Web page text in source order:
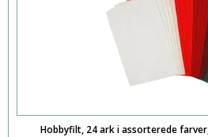
Hobbyfilt, 24 ark i assorterede